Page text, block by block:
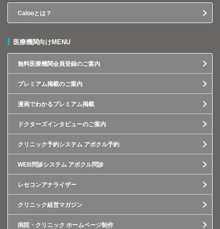
Calooとは？
医療機関向けMENU
無料医療機関会員登録のご案内
プレミアム掲載のご案内
漫画でわかるプレミアム掲載
ドクターズインタビューのご案内
クリニック予約システム アポクル予約
WEB問診システム アポクル問診
レセコンアナライザー
クリニック経営マガジン
病院・クリニック ホームページ制作